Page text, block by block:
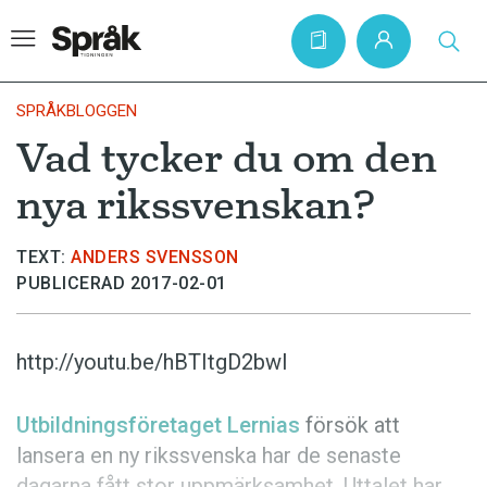
Hem
Artiklar
Krönikor
Språkfrågor
Bokrecensioner
Kviss
Podden
SPRÅKBLOGGEN
Vad tycker du om den
nya rikssvenskan?
TEXT: ANDERS SVENSSON
PUBLICERAD 2017-02-01
http://youtu.be/hBTItgD2bwI
Utbildningsföretaget Lernias försök att
lansera en ny rikssvenska har de senaste